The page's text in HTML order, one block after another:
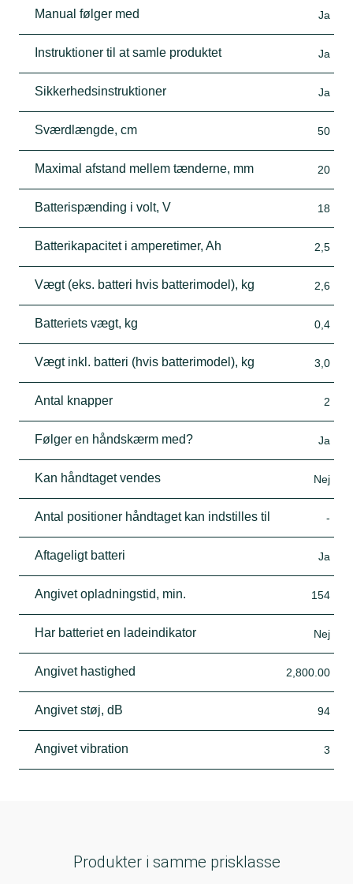
Manual følger med Ja
Instruktioner til at samle produktet Ja
Sikkerhedsinstruktioner Ja
Sværdlængde, cm 50
Maximal afstand mellem tænderne, mm 20
Batterispænding i volt, V 18
Batterikapacitet i amperetimer, Ah 2,5
Vægt (eks. batteri hvis batterimodel), kg 2,6
Batteriets vægt, kg 0,4
Vægt inkl. batteri (hvis batterimodel), kg 3,0
Antal knapper 2
Følger en håndskærm med? Ja
Kan håndtaget vendes Nej
Antal positioner håndtaget kan indstilles til -
Aftageligt batteri Ja
Angivet opladningstid, min. 154
Har batteriet en ladeindikator Nej
Angivet hastighed 2,800.00
Angivet støj, dB 94
Angivet vibration 3
Produkter i samme prisklasse